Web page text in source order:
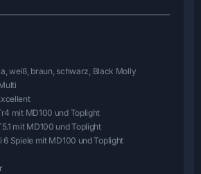
weiß, braun, schwarz, Black Molly
mit MD100 und Toplight
mit MD100 und Toplight
Spiele mit MD100 und Toplight